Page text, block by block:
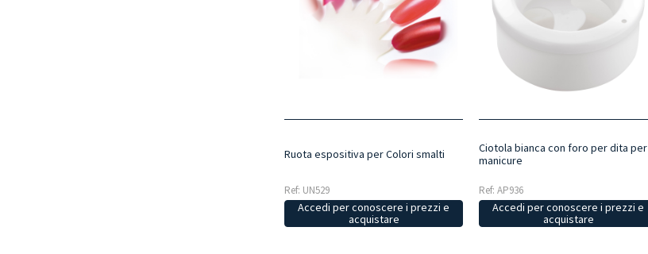
Ruota espositiva per Colori smalti
Ref: UN529
Accedi per conoscere i prezzi e
acquistare
Ciotola bianca con foro per dita per
manicure
Ref: AP936
Accedi per conoscere i prezzi e
acquistare